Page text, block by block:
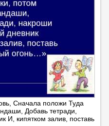
Сначала положи Туда
Добавь тетради,
И, кипятком залив, поставь